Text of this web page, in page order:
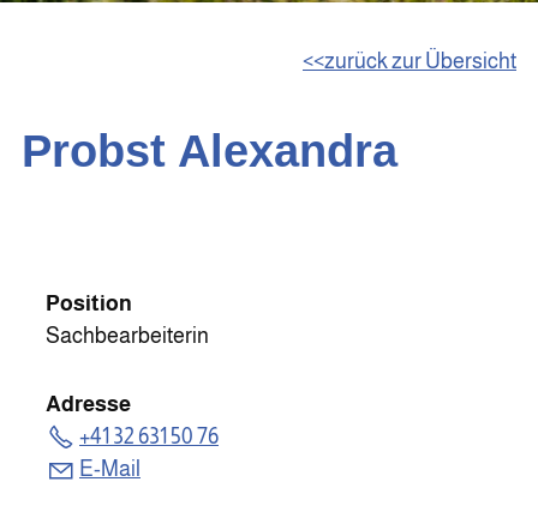
zurück zur Übersicht
Probst Alexandra
Position
Sachbearbeiterin
Adresse
+41 32 631 50 76
E-Mail